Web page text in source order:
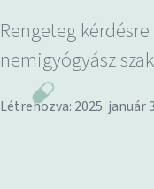
Rengeteg
nemigyógyász
Létrehozva: 2025. január